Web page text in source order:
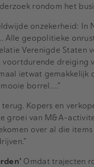
rondom het
onzekerheid: In
geopolitieke
Verenigde Staten
dreiging
ietwat gemakkelijk
borrel….”
Kopers en
groei van M&A-
over al die
Omdat trajecten